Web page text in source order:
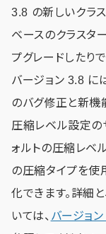
3.8 の新しいクラ
ベースのクラスタ
プグレードしたり
バージョン 3.8 に
のバグ修正と新機
圧縮レベル設定の
ォルトの圧縮レベ
の圧縮タイプを使
化できます。詳細
いては、 バージョ